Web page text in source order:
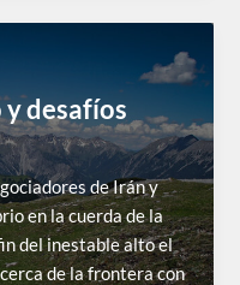
desafíos
de Irán y
en la cuerda de la
del inestable alto el
de la frontera con